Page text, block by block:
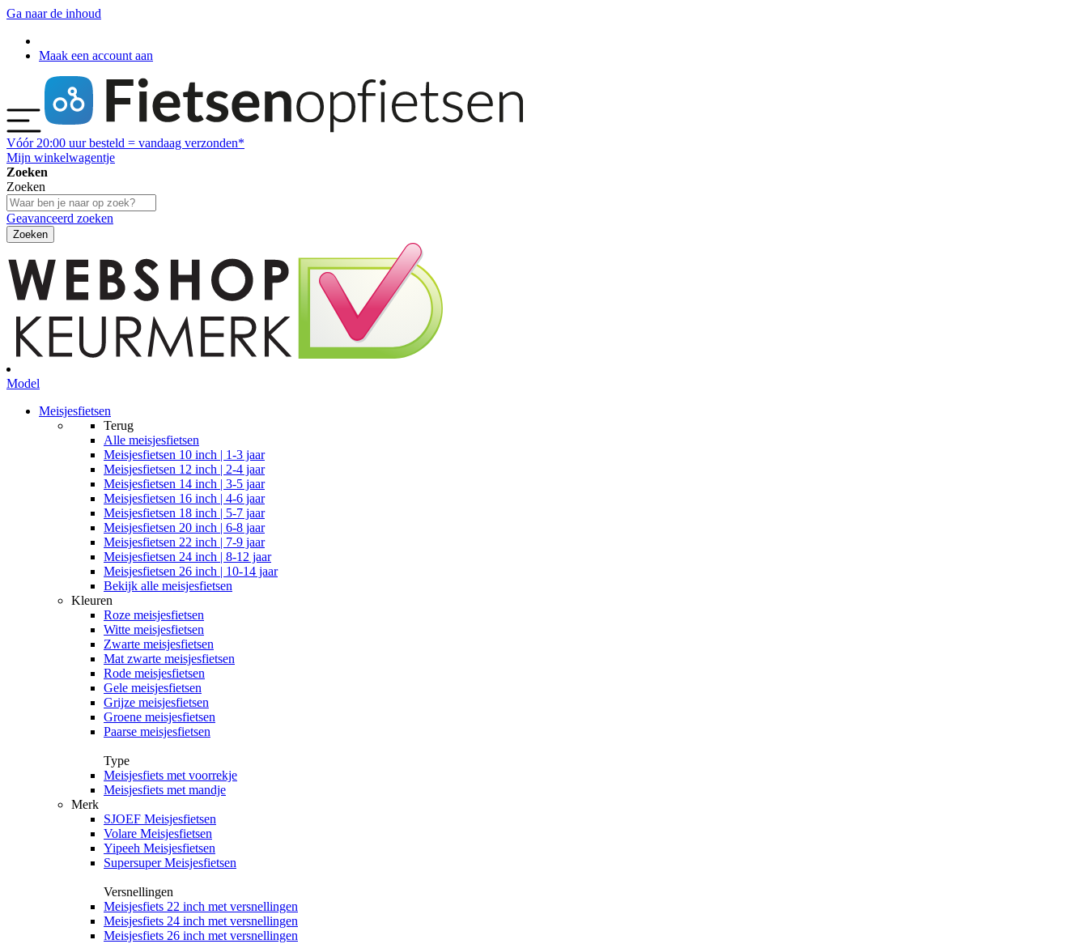
Ga naar de inhoud
Maak een account aan
Vóór 20:00 uur besteld = vandaag verzonden*
Mijn winkelwagentje
Zoeken
Zoeken
Geavanceerd zoeken
Zoeken
Model
Meisjesfietsen
Terug
Alle meisjesfietsen
Meisjesfietsen 10 inch | 1-3 jaar
Meisjesfietsen 12 inch | 2-4 jaar
Meisjesfietsen 14 inch | 3-5 jaar
Meisjesfietsen 16 inch | 4-6 jaar
Meisjesfietsen 18 inch | 5-7 jaar
Meisjesfietsen 20 inch | 6-8 jaar
Meisjesfietsen 22 inch | 7-9 jaar
Meisjesfietsen 24 inch | 8-12 jaar
Meisjesfietsen 26 inch | 10-14 jaar
Bekijk alle meisjesfietsen
Kleuren
Roze meisjesfietsen
Witte meisjesfietsen
Zwarte meisjesfietsen
Mat zwarte meisjesfietsen
Rode meisjesfietsen
Gele meisjesfietsen
Grijze meisjesfietsen
Groene meisjesfietsen
Paarse meisjesfietsen
Type
Meisjesfiets met voorrekje
Meisjesfiets met mandje
Merk
SJOEF Meisjesfietsen
Volare Meisjesfietsen
Yipeeh Meisjesfietsen
Supersuper Meisjesfietsen
Versnellingen
Meisjesfiets 22 inch met versnellingen
Meisjesfiets 24 inch met versnellingen
Meisjesfiets 26 inch met versnellingen